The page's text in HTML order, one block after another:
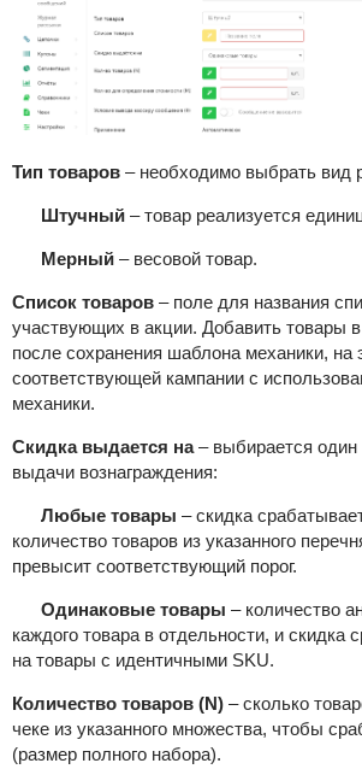
Тип товаров– необходимо выбрать вид
Штучный– товар реализуется
Мерный– весовой товар.
Список товаров– поле для названия
участвующих в акции. Добавить товары
после сохранения шаблона механики, на
соответствующей кампании с
механики.
Скидка выдается на– выбирается один
выдачи вознаграждения:
Любые товары – скидка
количество товаров из указанного
превысит соответствующий порог.
Одинаковые товары – количество
каждого товара в отдельности, и скидка
на товары с идентичными SKU.
Количество товаров (N)–сколько
чеке из указанного множества, чтобы
(размер полного набора).